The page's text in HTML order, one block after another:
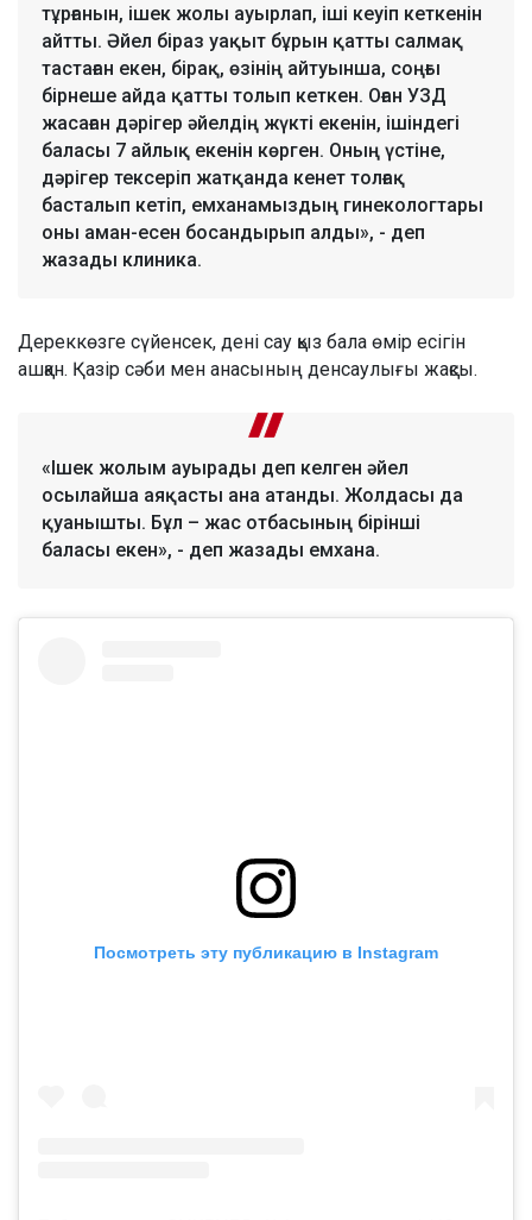
тұрғанын, ішек жолы ауырлап, іші кеуіп кеткенін
айтты. Әйел біраз уақыт бұрын қатты салмақ
тастаған екен, бірақ, өзінің айтуынша, соңғы
бірнеше айда қатты толып кеткен. Оған УЗД
жасаған дәрігер әйелдің жүкті екенін, ішіндегі
баласы 7 айлық екенін көрген. Оның үстіне,
дәрігер тексеріп жатқанда кенет толғақ
басталып кетіп, емханамыздың гинекологтары
оны аман-есен босандырып алды», - деп
жазады клиника.
Дереккөзге сүйенсек, дені сау қыз бала өмір есігін
ашқан. Қазір сәби мен анасының денсаулығы жақсы.
«Ішек жолым ауырады деп келген әйел
осылайша аяқасты ана атанды. Жолдасы да
қуанышты. Бұл – жас отбасының бірінші
баласы екен», - деп жазады емхана.
Посмотреть эту публикацию в Instagram